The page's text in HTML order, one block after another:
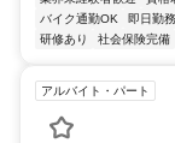
バイク通勤OK
即日勤
研修あり
社会保険完備
アルバイト・パート